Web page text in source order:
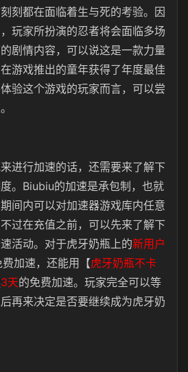
刻都在面临着生与死的考验。因
玩家所扮演的忍者将会面临多场
剧情内容，可以说这是一款力量
游戏推出的童年获得了年度最佳
验这个游戏的玩家而言，可以尝
进行加速的话，还需要来了解下
。Biubiu的加速是承包制，也就
间内可以对加速器游戏库内任意
过在充值之前，可以先来了解下
活动。对于虎牙奶瓶上的新用户
费加速，还能用【虎牙奶瓶不卡
3天的免费加速。玩家完全可以等
再来决定是否要继续成为虎牙奶